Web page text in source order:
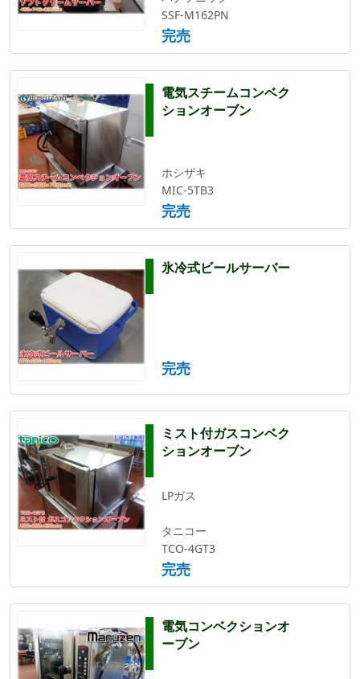
SSF-M162PN
完売
電気スチームコンベク
ションオーブン
ホシザキ
MIC-5TB3
完売
氷冷式ビールサーバー
完売
ミスト付ガスコンベク
ションオーブン
LPガス
タニコー
TCO-4GT3
完売
電気コンベクションオ
ーブン